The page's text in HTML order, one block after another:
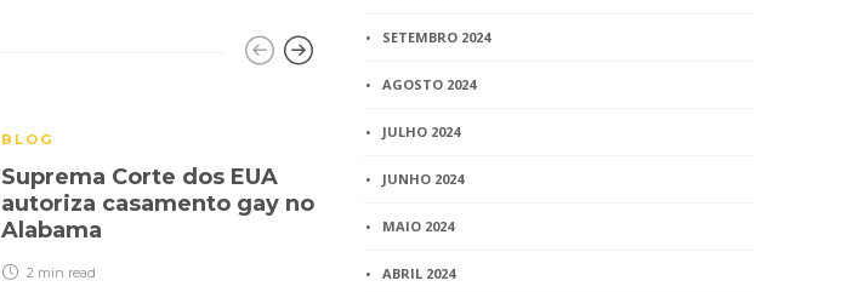
BLOG
Suprema Corte dos EUA
autoriza casamento gay no
Alabama
2 min read
BLOG
Paternidade socioafetiva
registral
2 minread
SETEMBRO 2024
AGOSTO 2024
JULHO 2024
JUNHO 2024
MAIO 2024
ABRIL 2024